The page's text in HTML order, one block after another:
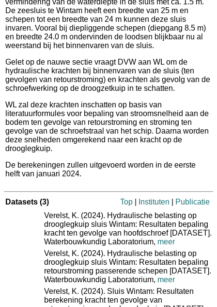
De zeesluis te Wintam heeft een breedte van 25 m en
schepen tot een breedte van 24 m kunnen deze sluis
invaren. Vooral bij diepliggende schepen (diepgang 8.5 m)
en breedte 24.0 m ondervinden de loodsen blijkbaar nu al
weerstand bij het binnenvaren van de sluis.
Gelet op de nauwe sectie vraagt DVW aan WL om de
hydraulische krachten bij binnenvaren van de sluis (ten
gevolgen van retourstroming) en krachten als gevolg van de
schroefwerking op de droogzetkuip in te schatten.
WL zal deze krachten inschatten op basis van
literatuurformules voor bepaling van stroomsnelheid aan de
bodem ten gevolge van retourstroming en stroming ten
gevolge van de schroefstraal van het schip. Daarna worden
deze snelheden omgerekend naar een kracht op de
drooglegkuip.
De berekeningen zullen uitgevoerd worden in de eerste
helft van januari 2024.
Datasets (3) Top Instituten
Publicatie
Verelst, K. (2024). Hydraulische belasting op
drooglegkuip sluis Wintam: Resultaten bepaling
kracht ten gevolge van hoofdschroef [DATASET].
Waterbouwkundig Laboratorium, meer
Verelst, K. (2024). Hydraulische belasting op
drooglegkuip sluis Wintam: Resultaten bepaling
retourstroming passerende schepen [DATASET].
Waterbouwkundig Laboratorium, meer
Verelst, K. (2024). Sluis Wintam: Resultaten
berekening kracht ten gevolge van